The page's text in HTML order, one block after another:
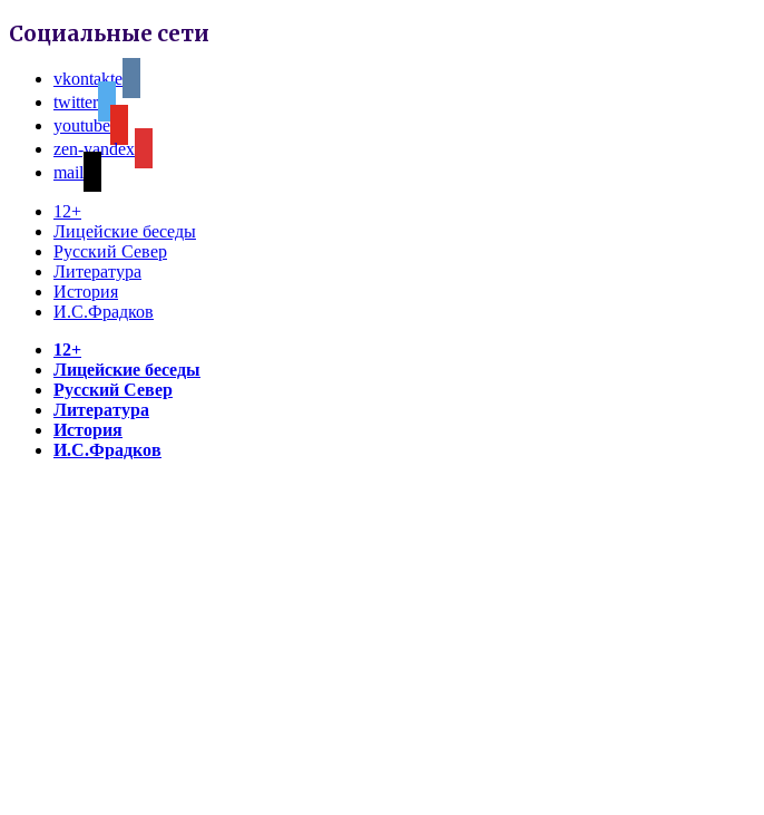
Социальные сети
vkontakte
twitter
youtube
zen-yandex
mail
12+
Лицейские беседы
Русский Север
Литература
История
И.С.Фрадков
12+
Лицейские беседы
Русский Север
Литература
История
И.С.Фрадков